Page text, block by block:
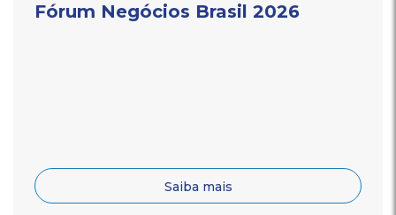
Fórum Negócios Brasil 2026
Saiba mais